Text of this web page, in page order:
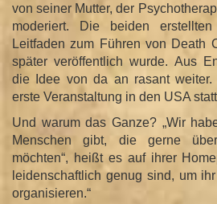
von seiner Mutter, der
moderiert. Die beiden
Leitfaden zum Führen von Death
später veröffentlich wurde. Aus
die Idee von da an rasant
erste Veranstaltung in den USA
Und warum das Ganze? „Wir
Menschen gibt, die gerne
möchten“, heißt es auf ihrer
leidenschaftlich genug sind, um
organisieren.“